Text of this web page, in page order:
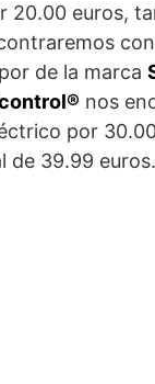
20.00 euros,
de la marca
nos
por
de 39.99 euros.